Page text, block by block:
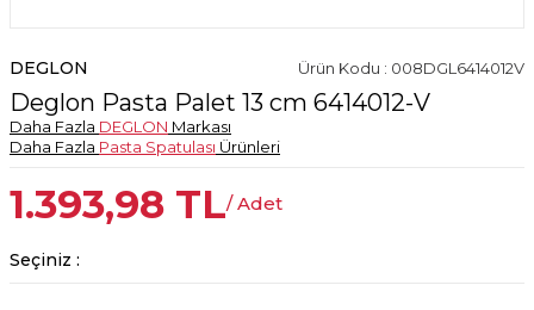
DEGLON Ürün Kodu : 008DGL6414012V
Deglon Pasta Palet 13 cm 6414012-V
Daha Fazla DEGLON Markası
Daha Fazla Pasta Spatulası Ürünleri
1.393,98 TL/ Adet
Seçiniz :